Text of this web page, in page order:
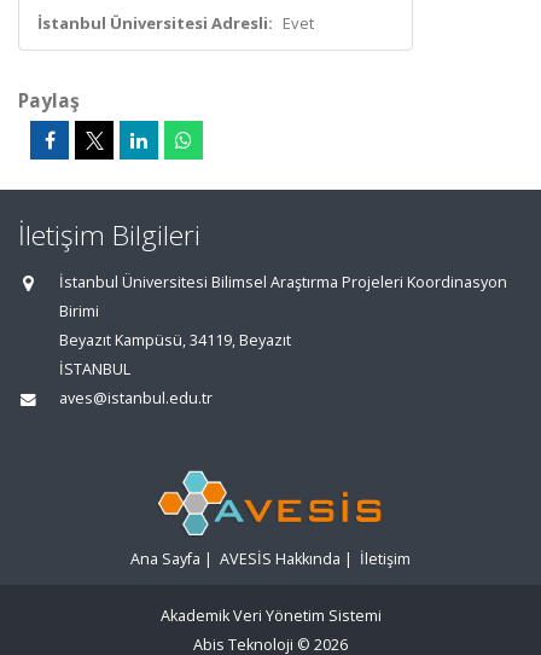
İstanbul Üniversitesi Adresli: Evet
Paylaş
İletişim Bilgileri
İstanbul Üniversitesi Bilimsel Araştırma Projeleri Koordinasyon
Birimi
Beyazıt Kampüsü, 34119, Beyazıt
İSTANBUL
aves@istanbul.edu.tr
Ana Sayfa | AVESİS Hakkında | İletişim
Akademik Veri Yönetim Sistemi
Abis Teknoloji © 2026